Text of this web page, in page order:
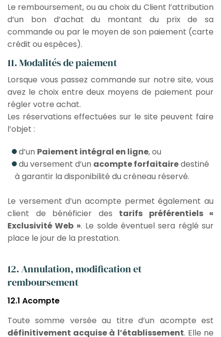
Le remboursement, ou au choix du Client l’attribution
d’un bon d’achat du montant du prix de sa
commande ou par le moyen de son paiement (carte
crédit ou espèces).
11. Modalités de paiement
Lorsque vous passez commande sur notre site, vous
avez le choix entre deux moyens de paiement pour
régler votre achat.
Les réservations effectuées sur le site peuvent faire
l’objet :
d’un Paiement intégral en ligne, ou
du versement d’un acompte forfaitairedestiné
à garantir la disponibilité du créneau réservé.
Le versement d’un acompte permet également au
client de bénéficier des tarifs préférentiels «
Exclusivité Web ». Le solde éventuel sera réglé sur
place le jour de la prestation.
12. Annulation, modification et
remboursement
12.1 Acompte
Toute somme versée au titre d’un acompte est
définitivement acquise à l’établissement. Elle ne